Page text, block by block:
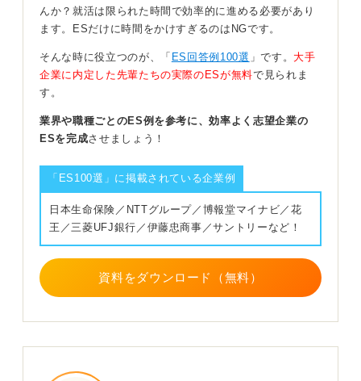
ならないのかを解説しますね。
気込みの強さが伝わる
意気込みの内容が似通ってしまう原因はいくつか考えら
れますが、最もよくある原因2つを挙げると、一つは自己
分析の不十分さ、もう一つは業界・企業研究の不十分さ
まず自己分析の不十分さについては、さまざまな業界が
「◯◯が好きで、△△という長所を持っているから」
「自分の長所を活かした分野で働きたいから」「◯◯に
ついて興味があり、自分の△△な価値観と合致すると思
リジナリティが生まれます。
んか？就活は限られた時間で効率的に進める必要があり
ます。ESだけに時間をかけすぎるのはNGです。
そんな時に役立つのが、「 ES回答例100選 」です。 大手
企業に内定した先輩たちの実際のESが無料で見られま
す。
業界や職種ごとのES例を参考に、効率よく志望企業の
ESを完成させましょう！
「ES100選」に掲載されている企業例
日本生命保険／NTTグループ／博報堂マイナビ／花
王／三菱UFJ銀行／伊藤忠商事／サントリーなど！
資料をダウンロード（無料）